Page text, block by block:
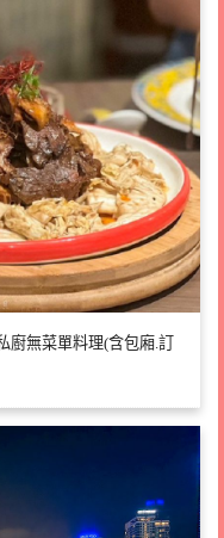
無菜單料理(含包廂.訂